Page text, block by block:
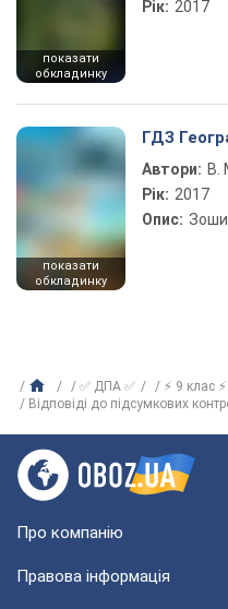
показати
обкладинку
Рік: 2017
показати
обкладинку
ГДЗ
Автори: В.
Рік: 2017
Опис:
✅ ДПА ✅ ⚡ 9 клас ⚡
Відповіді до підсумкових
Про компанію
Правова інформація